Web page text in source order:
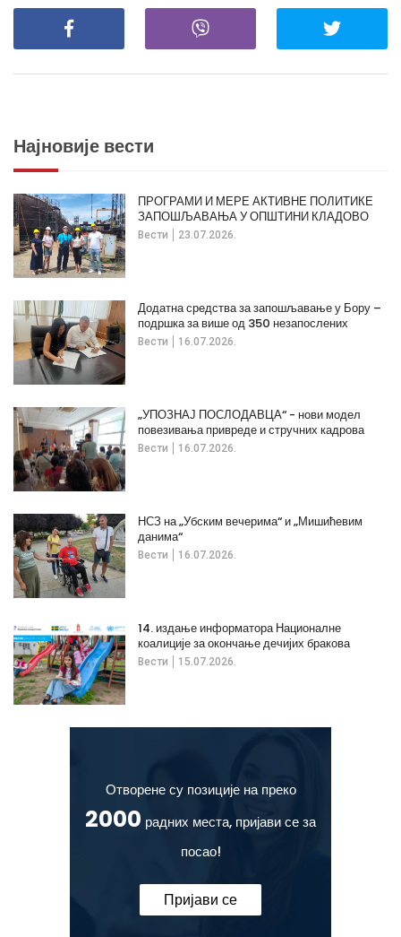
Најновије вести
Вести 23.07.2026.
ПРОГРАМИ И МЕРЕ АКТИВНЕ ПОЛИТИКЕ
ЗАПОШЉАВАЊА У ОПШТИНИ КЛАДОВО
Вести 16.07.2026.
Додатна средства за запошљавање у Бору –
подршка за више од 350 незапослених
Вести 16.07.2026.
„УПОЗНАЈ ПОСЛОДАВЦА“ - нови модел
повезивања привреде и стручних кадрова
Вести 16.07.2026.
НСЗ на „Убским вечерима“ и „Мишићевим
данима“
Вести 15.07.2026.
14. издање информатора Националне
коалиције за окончање дечијих бракова
Отворене су позиције на преко
2000 радних места, пријави се за
посао!
Пријави се